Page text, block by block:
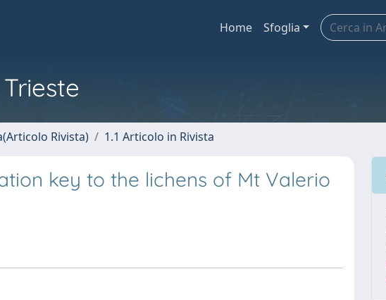
Home Sfoglia
Rivista) 1.1 Articolo in Rivista
key to the lichens of Mt Valerio